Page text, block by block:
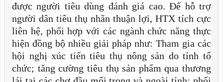
được người tiêu dùng đánh giá cao. Để hỗ trợ
người dân tiêu thụ nhãn thuận lợi, HTX tích cực
liên hệ, phối hợp với các ngành chức năng thực
hiện đồng bộ nhiều giải pháp như: Tham gia các
hội nghị xúc tiến tiêu thụ nông sản do tỉnh tổ
chức; tăng cường tiêu thụ sản phẩm qua thương